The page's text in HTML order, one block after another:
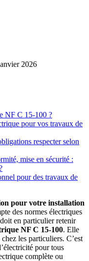
2026
NF C 15-100 ?
pour vos travaux de
respecter selon
mise en sécurité :
pour des travaux de
pour votre installation
des normes électriques
en particulier retenir
NF C 15-100. Elle
chez les particuliers. C’est
pour tous
complète ou